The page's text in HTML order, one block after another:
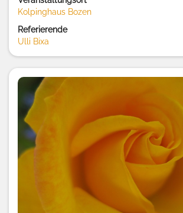
Kolpinghaus Bozen
Referierende
Ulli Bixa